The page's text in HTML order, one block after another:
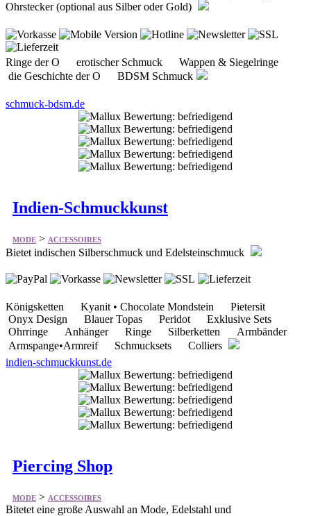
Ohrstecker (optional aus Silber oder Gold)
Ringe der O erotischer Schmuck Wappen & Siegelringe
die Geschichte der O BDSM Schmuck
schmuck-bdsm.de
Indien-Schmuckkunst
MODE > ACCESSOIRES
Bietet indischen Silberschmuck und Edelsteinschmuck
Königsketten Kyanit • Chocolate Mondstein Pietersit
Onyx Design Blauer Topas Peridot Exklusive Sets
Ohrringe Anhänger Ringe Silberketten Armbänder
Armspange•Armreif Schmucksets Colliers
indien-schmuckkunst.de
Piercing Shop
MODE > ACCESSOIRES
Bitetet eine große Auswahl an Mode, Edelstahl und